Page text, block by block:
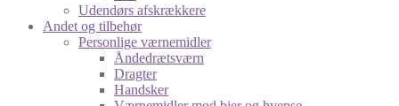
Udendørs afskrækkere
Andet og tilbehør
Personlige værnemidler
Åndedrætsværn
Dragter
Handsker